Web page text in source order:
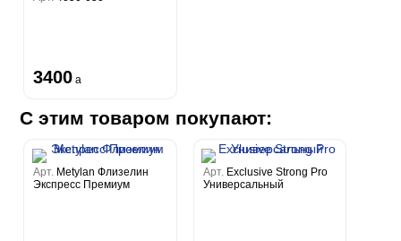
3400 a
С этим товаром покупают:
Арт. Metylan Флизелин
Экспресс Премиум
Арт. Exclusive Strong Pro
Универсальный